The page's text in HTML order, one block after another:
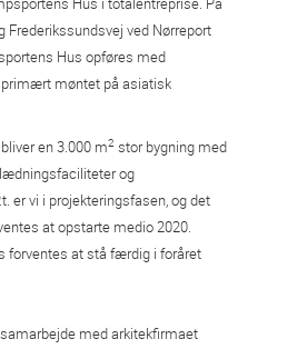
Frederikssundsvej ved Nørreport
Hus opføres med
møntet på asiatisk
en 3.000 m2 stor bygning med
og
er vi i projekteringsfasen, og det
at opstarte medio 2020.
forventes at stå færdig i foråret
med arkitekfirmaet